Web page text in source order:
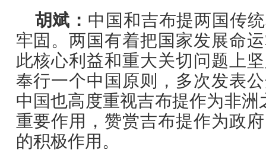
胡斌： 中国和吉布提两国传
牢固。两国有着把国家发展命
此核心利益和重大关切问题上
奉行一个中国原则，多次发表
中国也高度重视吉布提作为非洲
重要作用，赞赏吉布提作为政
的积极作用。